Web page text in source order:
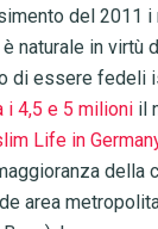
del 2011 i
naturale in
di essere fedeli
i 4,5 e 5 milioni il
Life in
della
area